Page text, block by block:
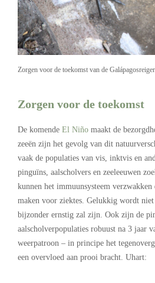
Zorgen voor de toekomst van de
Zorgen voor de toekomst
De komende El Niño maakt de
zeeën zijn het gevolg van dit
vaak de populaties van vis, inktvis en
pinguïns, aalscholvers en zeeleeuwen
kunnen het immuunsysteem verzwakken
maken voor ziektes. Gelukkig wordt
bijzonder ernstig zal zijn. Ook zijn de
aalscholverpopulaties robuust na 3 jaar
weerpatroon – in principe het
een overvloed aan prooi bracht. Uhart: